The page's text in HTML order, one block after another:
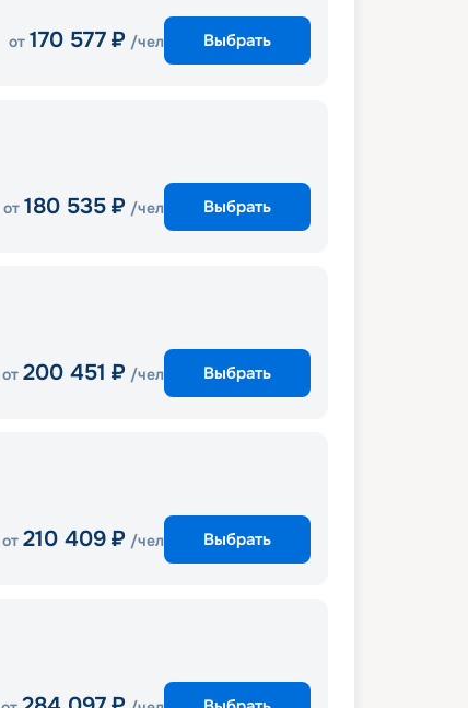
от 170 577 ₽ /чел Выбрать
от 180 535 ₽ /чел Выбрать
от 200 451 ₽ /чел Выбрать
от 210 409 ₽ /чел Выбрать